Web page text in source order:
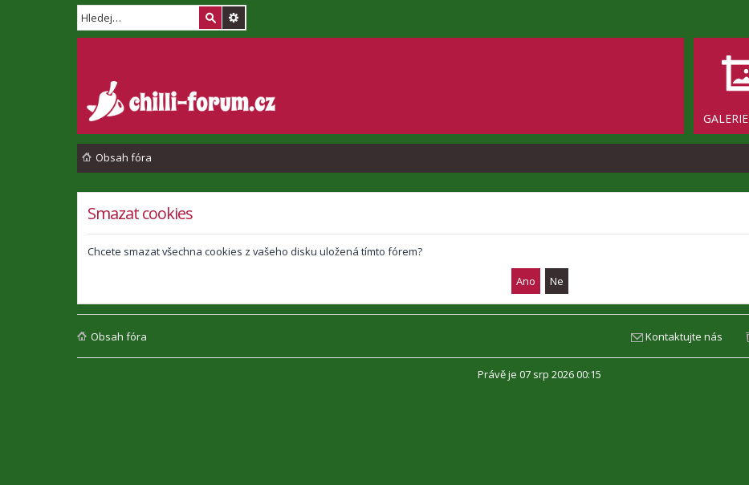
GALERIE
Obsah fóra
Smazat cookies
Chcete smazat všechna cookies z vašeho disku uložená tímto fórem?
Obsah fóra Kontaktujte nás
Právě je 07 srp 2026 00:15